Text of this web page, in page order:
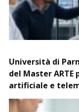
Università di
del Master
artificiale e